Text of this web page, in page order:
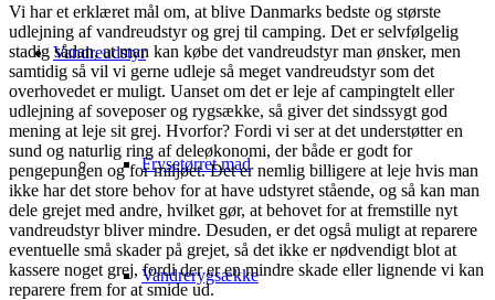
Vandreudstyr
Frysetørret mad
Vandrerygsække
Vi har et erklæret mål om, at blive Danmarks bedste og største
udlejning af vandreudstyr og grej til camping. Det er selvfølgelig
stadig sådan, at man kan købe det vandreudstyr man ønsker, men
samtidig så vil vi gerne udleje så meget vandreudstyr som det
overhovedet er muligt. Uanset om det er leje af campingtelt eller
udlejning af soveposer og rygsække, så giver det sindssygt god
mening at leje sit grej. Hvorfor? Fordi vi ser at det understøtter en
sund og naturlig ring af deleøkonomi, der både er godt for
pengepungen og for miljøet. Det er nemlig billigere at leje hvis man
ikke har det store behov for at have udstyret stående, og så kan man
dele grejet med andre, hvilket gør, at behovet for at fremstille nyt
vandreudstyr bliver mindre. Desuden, er det også muligt at reparere
eventuelle små skader på grejet, så det ikke er nødvendigt blot at
kassere noget grej, fordi der er en mindre skade eller lignende vi kan
reparere frem for at smide ud.